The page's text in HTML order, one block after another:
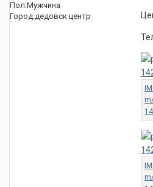
Пол:Мужчина
Город:дедовск центр